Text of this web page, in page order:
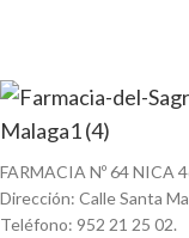
FARMACIA Nº 64 NICA
Dirección: Calle Santa
Teléfono: 952 21 25 02.